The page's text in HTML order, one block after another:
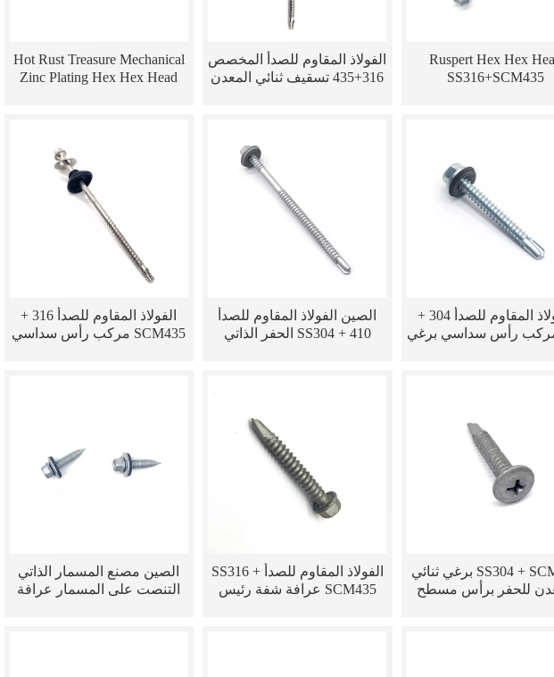
Ruspert Hex Hex
SS316+SCM435
الفولاذ المقاوم للصدأ المخصص
316+435 تسقيف ثنائي المعدن
Hot Rust Treasure Mechanical
Zinc Plating Hex Hex Head
الفولاذ المقاوم للصدأ 304 +
مركب رأس سداسي برغي
الصين الفولاذ المقاوم للصدأ
SS304 + 410 الحفر الذاتي
الفولاذ المقاوم للصدأ 316 +
SCM435 مركب رأس سداسي
SS304 + SCM435 برغي ثنائي
للحفر برأس مسطح
الفولاذ المقاوم للصدأ SS316 +
SCM435 عرافة شفة رئيس
الصين مصنع المسمار الذاتي
التنصت على المسمار عرافة